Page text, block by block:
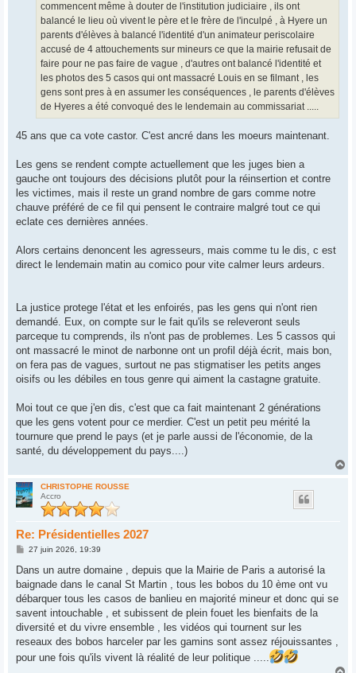
commencent même à douter de l'institution judiciaire , ils ont
balancé le lieu où vivent le père et le frère de l'inculpé , à Hyere un
parents d'élèves à balancé l'identité d'un animateur periscolaire
accusé de 4 attouchements sur mineurs ce que la mairie refusait de
faire pour ne pas faire de vague , d'autres ont balancé l'identité et
les photos des 5 casos qui ont massacré Louis en se filmant , les
gens sont pres à en assumer les conséquences , le parents d'élèves
de Hyeres a été convoqué des le lendemain au commissariat .....
45 ans que ca vote castor. C'est ancré dans les moeurs maintenant.
Les gens se rendent compte actuellement que les juges bien a
gauche ont toujours des décisions plutôt pour la réinsertion et contre
les victimes, mais il reste un grand nombre de gars comme notre
chauve préféré de ce fil qui pensent le contraire malgré tout ce qui
eclate ces dernières années.
Alors certains denoncent les agresseurs, mais comme tu le dis, c est
direct le lendemain matin au comico pour vite calmer leurs ardeurs.
La justice protege l'état et les enfoirés, pas les gens qui n'ont rien
demandé. Eux, on compte sur le fait qu'ils se releveront seuls
parceque tu comprends, ils n'ont pas de problemes. Les 5 cassos qui
ont massacré le minot de narbonne ont un profil déjà écrit, mais bon,
on fera pas de vagues, surtout ne pas stigmatiser les petits anges
oisifs ou les débiles en tous genre qui aiment la castagne gratuite.
Moi tout ce que j'en dis, c'est que ca fait maintenant 2 générations
que les gens votent pour ce merdier. C'est un petit peu mérité la
tournure que prend le pays (et je parle aussi de l'économie, de la
santé, du développement du pays....)
a
CHRISTOPHE ROUSSE
Accro
Re: Présidentielles 2027
M
s
a
g
27 juin 2026, 19:39
Dans un autre domaine , depuis que la Mairie de Paris a autorisé la
baignade dans le canal St Martin , tous les bobos du 10 ème ont vu
débarquer tous les casos de banlieu en majorité mineur et donc qui se
savent intouchable , et subissent de plein fouet les bienfaits de la
diversité et du vivre ensemble , les vidéos qui tournent sur les
reseaux des bobos harceler par les gamins sont assez réjouissantes ,
pour une fois qu'ils vivent là réalité de leur politique .....